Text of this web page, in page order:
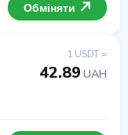
Обміняти
1 USDT =
42.89 UAH